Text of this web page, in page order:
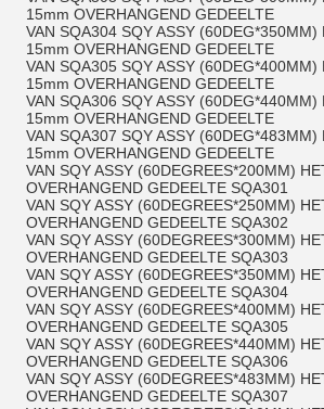
15mm OVERHANGEND GEDEELTE
VAN SQA304 SQY ASSY (60DEG*350MM)
15mm OVERHANGEND GEDEELTE
VAN SQA305 SQY ASSY (60DEG*400MM)
15mm OVERHANGEND GEDEELTE
VAN SQA306 SQY ASSY (60DEG*440MM)
15mm OVERHANGEND GEDEELTE
VAN SQA307 SQY ASSY (60DEG*483MM)
15mm OVERHANGEND GEDEELTE
VAN SQY ASSY (60DEGREES*200MM)
OVERHANGEND GEDEELTE SQA301
VAN SQY ASSY (60DEGREES*250MM)
OVERHANGEND GEDEELTE SQA302
VAN SQY ASSY (60DEGREES*300MM)
OVERHANGEND GEDEELTE SQA303
VAN SQY ASSY (60DEGREES*350MM)
OVERHANGEND GEDEELTE SQA304
VAN SQY ASSY (60DEGREES*400MM)
OVERHANGEND GEDEELTE SQA305
VAN SQY ASSY (60DEGREES*440MM)
OVERHANGEND GEDEELTE SQA306
VAN SQY ASSY (60DEGREES*483MM)
OVERHANGEND GEDEELTE SQA307